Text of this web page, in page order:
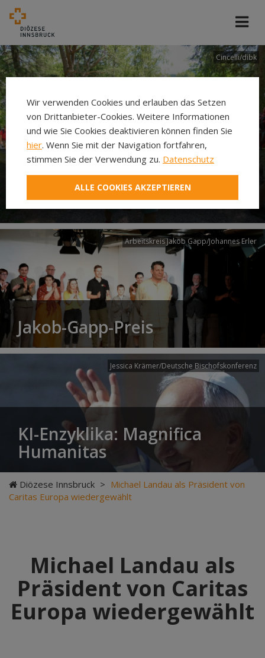
Cincelli/dibk
Neuer Pilgerweg Via
Laudato si’
Arbeitskreis Jakob Gapp/Johannes Erler
Jakob-Gapp-Preis
Jessica Krämer/Deutsche Bischofskonferenz
KI-Enzyklika: Magnifica
Humanitas
Diözese Innsbruck > Michael Landau als Präsident von
Caritas Europa wiedergewählt
Michael Landau als
Präsident von Caritas
Europa wiedergewählt
Wir verwenden Cookies und erlauben das Setzen
von Drittanbieter-Cookies. Weitere Informationen
und wie Sie Cookies deaktivieren können finden Sie
hier. Wenn Sie mit der Navigation fortfahren,
stimmen Sie der Verwendung zu. Datenschutz
ALLE COOKIES AKZEPTIEREN